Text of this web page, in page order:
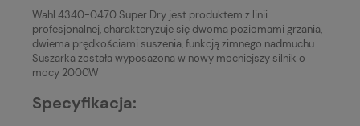
Wahl 4340-0470 Super Dry jest produktem z linii
profesjonalnej, charakteryzuje się dwoma poziomami grzania,
dwiema prędkościami suszenia, funkcją zimnego nadmuchu.
Suszarka została wyposażona w nowy mocniejszy silnik o
mocy 2000W
Specyfikacja: